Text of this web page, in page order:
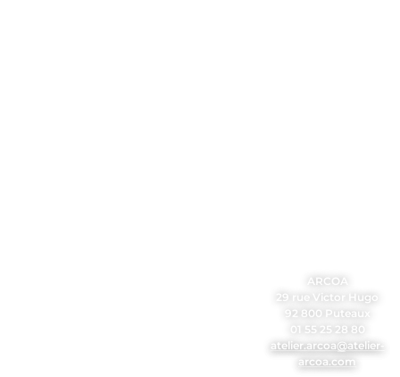
ARCOA
29 rue Victor Hugo
92 800 Puteaux
01 55 25 28 80
atelier.arcoa@atelier-
arcoa.com